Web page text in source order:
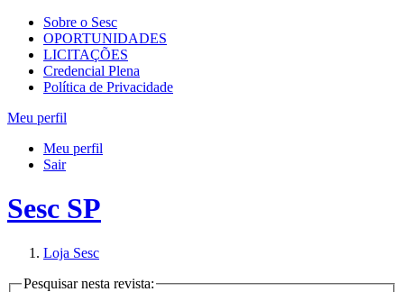
Sobre o Sesc
OPORTUNIDADES
LICITAÇÕES
Credencial Plena
Política de Privacidade
Meu perfil
Meu perfil
Sair
Sesc SP
Loja Sesc
Pesquisar nesta revista: